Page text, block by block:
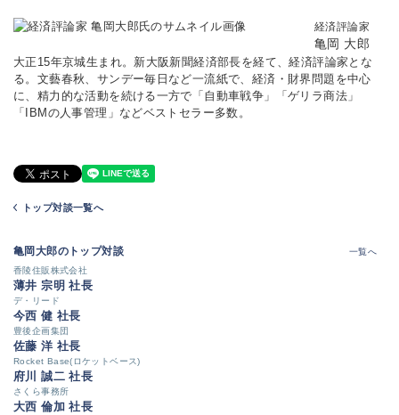
経済評論家
亀岡 大郎
大正15年京城生まれ。新大阪新聞経済部長を経て、経済評論家とな
る。文藝春秋、サンデー毎日など一流紙で、経済・財界問題を中心
に、精力的な活動を続ける一方で「自動車戦争」「ゲリラ商法」
「IBMの人事管理」などベストセラー多数。
トップ対談一覧へ
亀岡大郎のトップ対談
一覧へ
香陵住販株式会社
薄井 宗明 社長
デ・リード
今西 健 社長
豊後企画集団
佐藤 洋 社長
Rocket Base(ロケットベース)
府川 誠二 社長
さくら事務所
大西 倫加 社長